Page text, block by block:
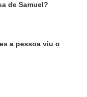
de Samuel?
a pessoa viu o